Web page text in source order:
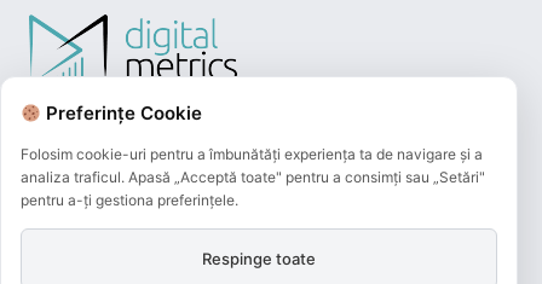
Preferințe Cookie
Folosim cookie-uri pentru a îmbunătăți experiența ta de navigare și a
analiza traficul. Apasă „Acceptă toate" pentru a consimți sau „Setări"
pentru a-ți gestiona preferințele.
Respinge toate